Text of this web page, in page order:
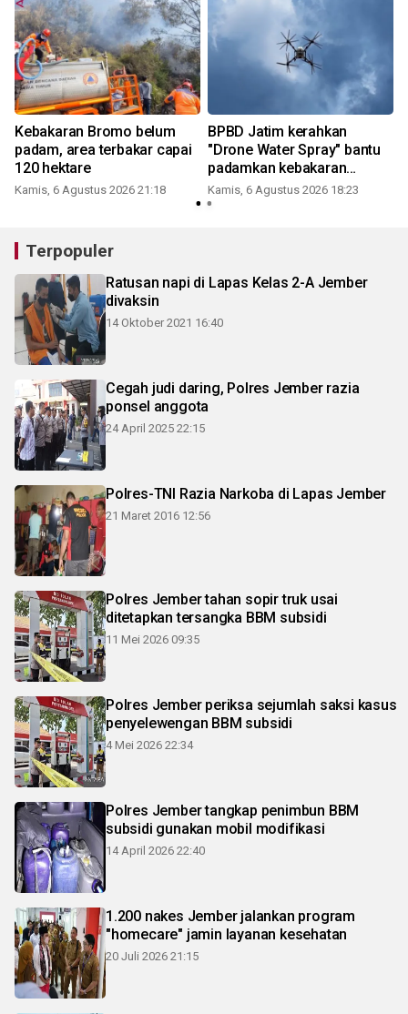
Kebakaran Bromo belum
padam, area terbakar capai
120 hektare
Kamis, 6 Agustus 2026 21:18
BPBD Jatim kerahkan
"Drone Water Spray" bantu
padamkan kebakaran
Bromo
Kamis, 6 Agustus 2026 18:23
Terpopuler
Ratusan napi di Lapas Kelas 2-A Jember
divaksin
14 Oktober 2021 16:40
Cegah judi daring, Polres Jember razia
ponsel anggota
24 April 2025 22:15
Polres-TNI Razia Narkoba di Lapas Jember
21 Maret 2016 12:56
Polres Jember tahan sopir truk usai
ditetapkan tersangka BBM subsidi
11 Mei 2026 09:35
Polres Jember periksa sejumlah saksi kasus
penyelewengan BBM subsidi
4 Mei 2026 22:34
Polres Jember tangkap penimbun BBM
subsidi gunakan mobil modifikasi
14 April 2026 22:40
1.200 nakes Jember jalankan program
"homecare" jamin layanan kesehatan
20 Juli 2026 21:15